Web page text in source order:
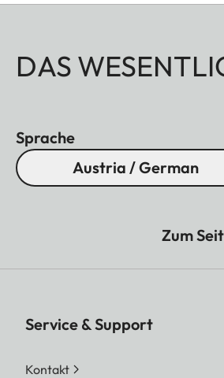
DAS
Sprache
Austria / German
Zum
Service & Support
Kontakt